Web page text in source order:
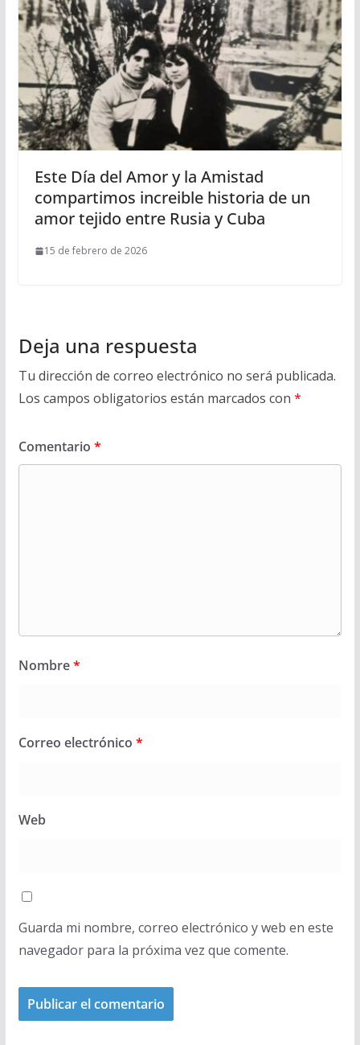
Este Día del Amor y la Amistad
compartimos increible historia de un
amor tejido entre Rusia y Cuba
15 de febrero de 2026
Deja una respuesta
Tu dirección de correo electrónico no será publicada.
Los campos obligatorios están marcados con *
Comentario *
Nombre*
Correo electrónico *
Web
Guarda mi nombre, correo electrónico y web en este
navegador para la próxima vez que comente.